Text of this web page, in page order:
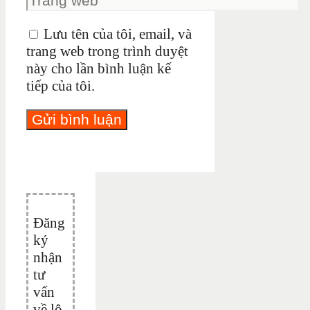
Lưu tên của tôi, email, và
trang web trong trình duyệt
này cho lần bình luận kế
tiếp của tôi.
Đăng
ký
nhận
tư
vấn